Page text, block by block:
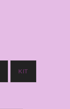
KIT